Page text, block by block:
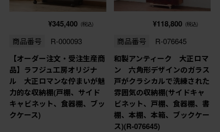
¥345,400 (税込)
商品番号 R-000093
【オーダー注文・受注生産商
品】ラフジュ工房オリジナ
ル 大正ロマンな佇まいが魅
力的な収納棚(戸棚、サイド
キャビネット、食器棚、ブッ
クケース)
¥118,800 (税込)
商品番号 R-076645
和製アンティーク 大正ロマ
ン 六角形デザインのガラス
戸がクラシカルで洗練された
雰囲気の収納棚(サイドキャ
ビネット、戸棚、食器棚、書
棚、本棚、本箱、ブックケー
ス)(R-076645)